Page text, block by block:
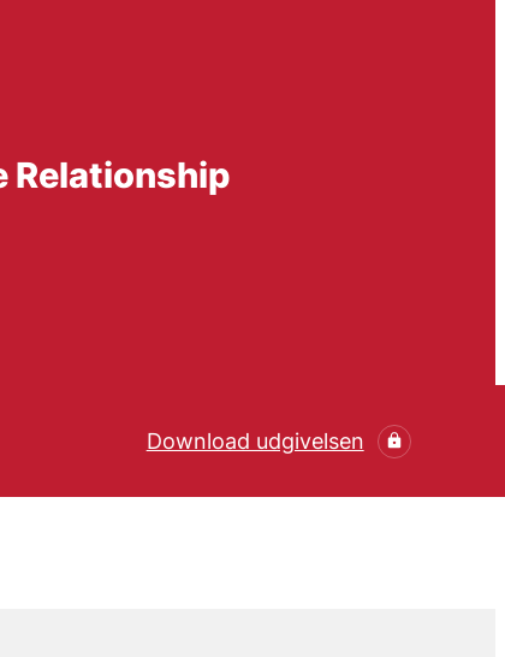
Relationship
Download udgivelsen